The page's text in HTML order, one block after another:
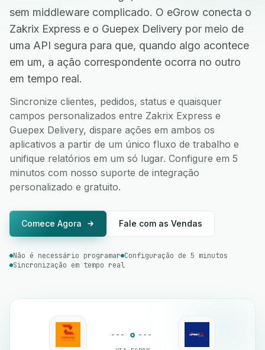
sem middleware complicado. O eGrow conecta o
Zakrix Express e o Guepex Delivery por meio de
uma API segura para que, quando algo acontece
em um, a ação correspondente ocorra no outro
em tempo real.
Sincronize clientes, pedidos, status e quaisquer
campos personalizados entre Zakrix Express e
Guepex Delivery, dispare ações em ambos os
aplicativos a partir de um único fluxo de trabalho e
unifique relatórios em um só lugar. Configure em 5
minutos com nosso suporte de integração
personalizado e gratuito.
Comece Agora Fale com as Vendas
Não é necessário programar Configuração de 5 minutos
Sincronização em tempo real